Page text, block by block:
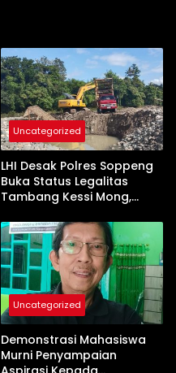
Uncategorized
LHI Desak Polres Soppeng
Buka Status Legalitas
Tambang Kessi Mong,
Uncategorized
Demonstrasi Mahasiswa
Murni Penyampaian